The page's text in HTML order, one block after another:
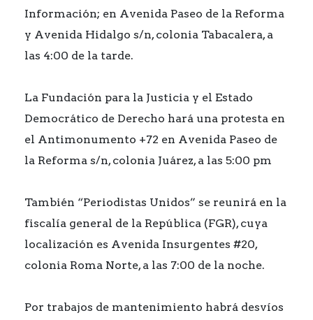
Información; en Avenida Paseo de la Reforma
y Avenida Hidalgo s/n, colonia Tabacalera, a
las 4:00 de la tarde.
La Fundación para la Justicia y el Estado
Democrático de Derecho hará una protesta en
el Antimonumento +72 en Avenida Paseo de
la Reforma s/n, colonia Juárez, a las 5:00 pm
También “Periodistas Unidos” se reunirá en la
fiscalía general de la República (FGR), cuya
localización es Avenida Insurgentes #20,
colonia Roma Norte, a las 7:00 de la noche.
Por trabajos de mantenimiento habrá desvíos